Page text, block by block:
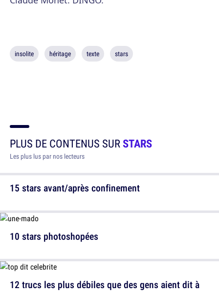
insolite héritage texte stars
PLUS DE CONTENUS SURSTARS
Les plus lus par nos lecteurs
15 stars avant/après confinement
12 trucs les plus débiles que des gens aient dit à
10 stars photoshopées